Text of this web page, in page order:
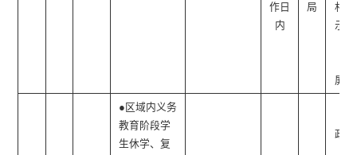
作日
内
局
村公
示栏
屏）
●区域内义务
教育阶段学
生休学、复
政府